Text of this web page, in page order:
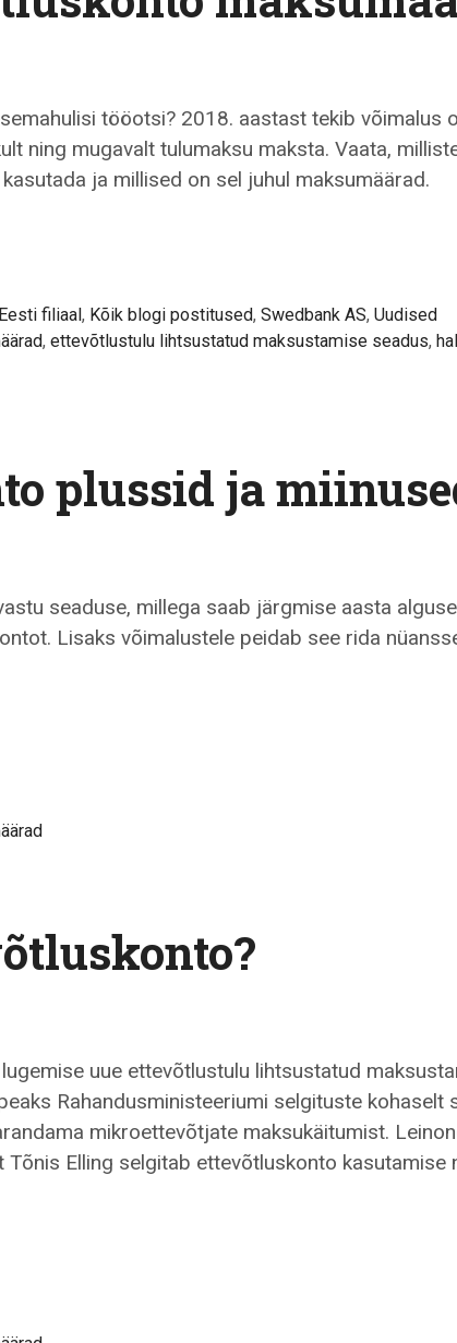
tööotsi? 2018. aastast tekib võimalus
ning mugavalt tulumaksu maksta. Vaata,
ja millised on sel juhul maksumäärad.
filiaal , Kõik blogi postitused, Swedbank AS, Uudised
, ettevõtlustulu lihtsustatud maksustamise seadus,
plussid ja
seaduse, millega saab järgmise aasta
Lisaks võimalustele peidab see rida
uue ettevõtlustulu lihtsustatud
Rahandusministeeriumi selgituste kohaselt
mikroettevõtjate maksukäitumist.
Tõnis Elling selgitab ettevõtluskonto kasutamise